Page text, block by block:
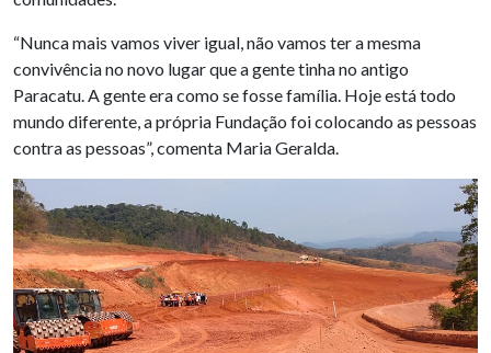
“Nunca mais vamos viver igual, não vamos ter a mesma
convivência no novo lugar que a gente tinha no antigo
Paracatu. A gente era como se fosse família. Hoje está todo
mundo diferente, a própria Fundação foi colocando as pessoas
contra as pessoas”, comenta Maria Geralda.